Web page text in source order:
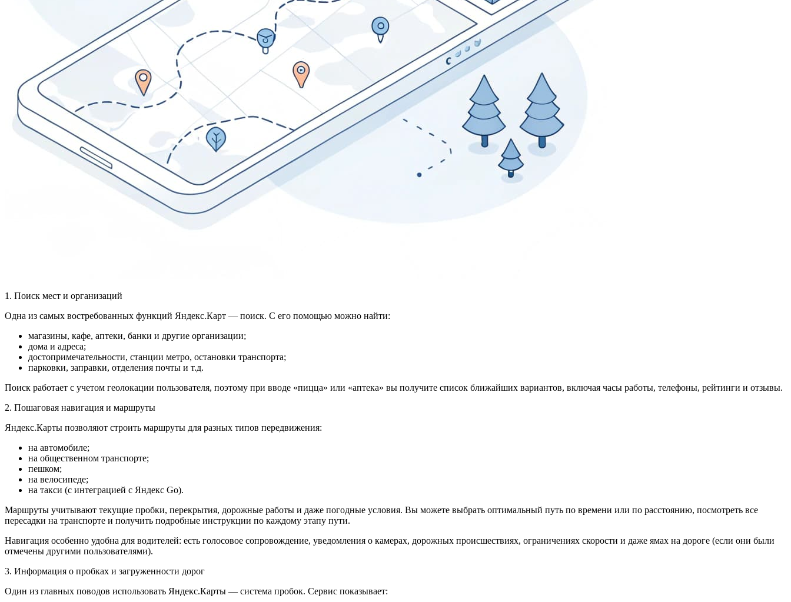
1. Поиск мест и организаций
Одна из самых востребованных функций Яндекс.Карт — поиск. С его помощью можно найти:
магазины, кафе, аптеки, банки и другие организации;
дома и адреса;
достопримечательности, станции метро, остановки транспорта;
парковки, заправки, отделения почты и т.д.
Поиск работает с учетом геолокации пользователя, поэтому при вводе «пицца» или «аптека» вы получите список ближайших вариантов, включая часы работы, телефоны, рейтинги и отзывы.
2. Пошаговая навигация и маршруты
Яндекс.Карты позволяют строить маршруты для разных типов передвижения:
на автомобиле;
на общественном транспорте;
пешком;
на велосипеде;
на такси (с интеграцией с Яндекс Go).
Маршруты учитывают текущие пробки, перекрытия, дорожные работы и даже погодные условия. Вы можете выбрать оптимальный путь по времени или по расстоянию, посмотреть все
пересадки на транспорте и получить подробные инструкции по каждому этапу пути.
Навигация особенно удобна для водителей: есть голосовое сопровождение, уведомления о камерах, дорожных происшествиях, ограничениях скорости и даже ямах на дороге (если они были
отмечены другими пользователями).
3. Информация о пробках и загруженности дорог
Один из главных поводов использовать Яндекс.Карты — система пробок. Сервис показывает: